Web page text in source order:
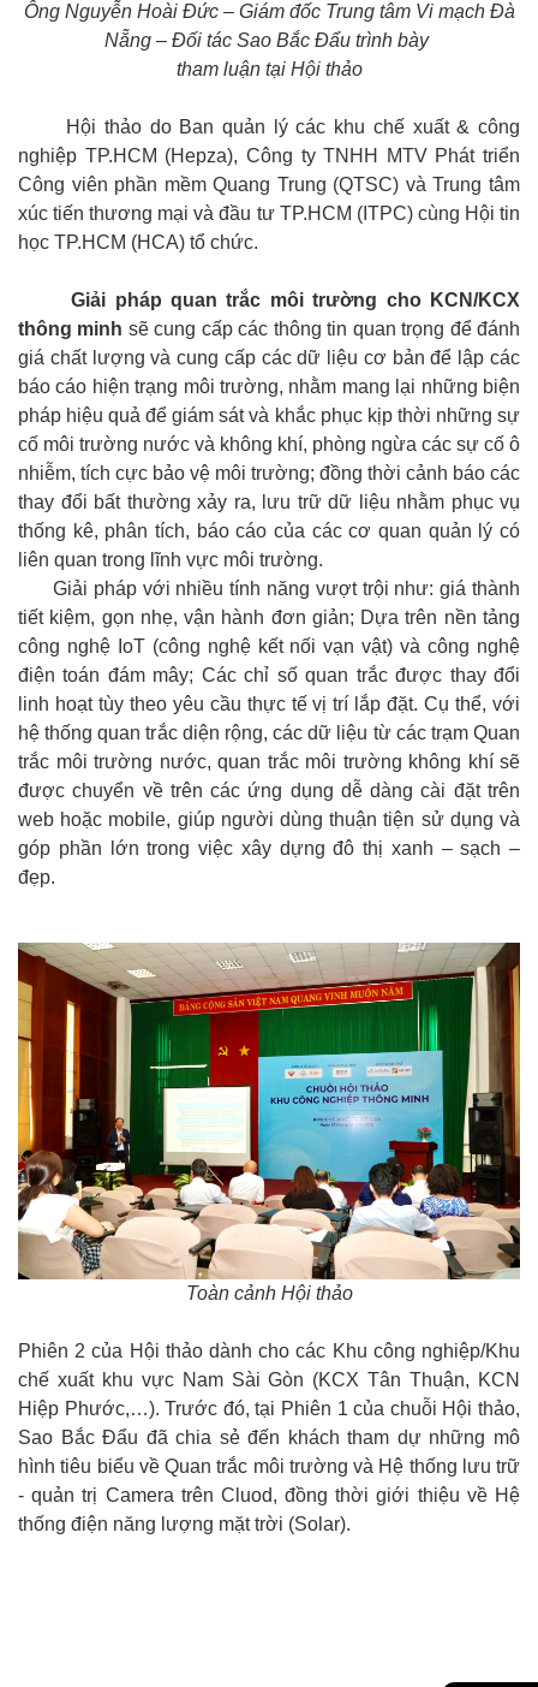
Ông Nguyễn Hoài Đức – Giám đốc Trung tâm Vi mạch Đà
Nẵng – Đối tác Sao Bắc Đẩu trình bày
tham luận tại Hội thảo
Hội thảo do Ban quản lý các khu chế xuất & công
nghiệp TP.HCM (Hepza), Công ty TNHH MTV Phát triển
Công viên phần mềm Quang Trung (QTSC) và Trung tâm
xúc tiến thương mại và đầu tư TP.HCM (ITPC) cùng Hội tin
học TP.HCM (HCA) tổ chức.
Giải pháp quan trắc môi trường cho KCN/KCX
thông minh sẽ cung cấp các thông tin quan trọng để đánh
giá chất lượng và cung cấp các dữ liệu cơ bản để lập các
báo cáo hiện trạng môi trường, nhằm mang lại những biện
pháp hiệu quả để giám sát và khắc phục kịp thời những sự
cố môi trường nước và không khí, phòng ngừa các sự cố ô
nhiễm, tích cực bảo vệ môi trường; đồng thời cảnh báo các
thay đổi bất thường xảy ra, lưu trữ dữ liệu nhằm phục vụ
thống kê, phân tích, báo cáo của các cơ quan quản lý có
liên quan trong lĩnh vực môi trường.
Giải pháp với nhiều tính năng vượt trội như: giá thành
tiết kiệm, gọn nhẹ, vận hành đơn giản; Dựa trên nền tảng
công nghệ IoT (công nghệ kết nối vạn vật) và công nghệ
điện toán đám mây; Các chỉ số quan trắc được thay đổi
linh hoạt tùy theo yêu cầu thực tế vị trí lắp đặt. Cụ thể, với
hệ thống quan trắc diện rộng, các dữ liệu từ các trạm Quan
trắc môi trường nước, quan trắc môi trường không khí sẽ
được chuyển về trên các ứng dụng dễ dàng cài đặt trên
web hoặc mobile, giúp người dùng thuận tiện sử dụng và
góp phần lớn trong việc xây dựng đô thị xanh – sạch –
đẹp.
Toàn cảnh Hội thảo
Phiên 2 của Hội thảo dành cho các Khu công nghiệp/Khu
chế xuất khu vực Nam Sài Gòn (KCX Tân Thuận, KCN
Hiệp Phước,…). Trước đó, tại Phiên 1 của chuỗi Hội thảo,
Sao Bắc Đẩu đã chia sẻ đến khách tham dự những mô
hình tiêu biểu về Quan trắc môi trường và Hệ thống lưu trữ
- quản trị Camera trên Cluod, đồng thời giới thiệu về Hệ
thống điện năng lượng mặt trời (Solar).